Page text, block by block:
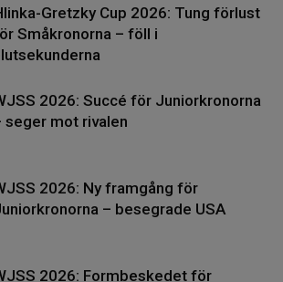
Gretzky Cup 2026: Tung förlust
Småkronorna – föll i
2026: Succé för Juniorkronorna
seger mot rivalen
2026: Ny framgång för
– besegrade USA
2026: Formbeskedet för